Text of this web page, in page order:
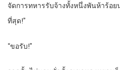
จัดการทหารรับจ้างทั้งหนึ่งพันห้าร้อย
ที่สุด!”
“ขอรับ!”